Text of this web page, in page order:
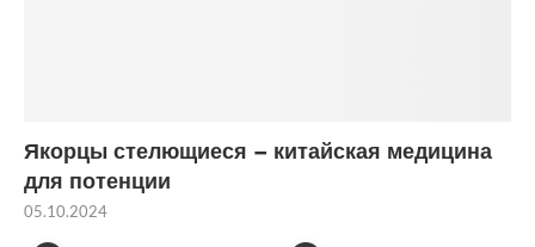
Якорцы стелющиеся – китайская медицина
для потенции
05.10.2024